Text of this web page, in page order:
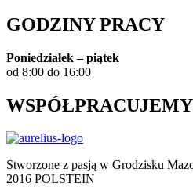
GODZINY PRACY
Poniedziałek – piątek
od 8:00 do 16:00
Stworzone z pasją w Grodzisku
2016 POLSTEIN